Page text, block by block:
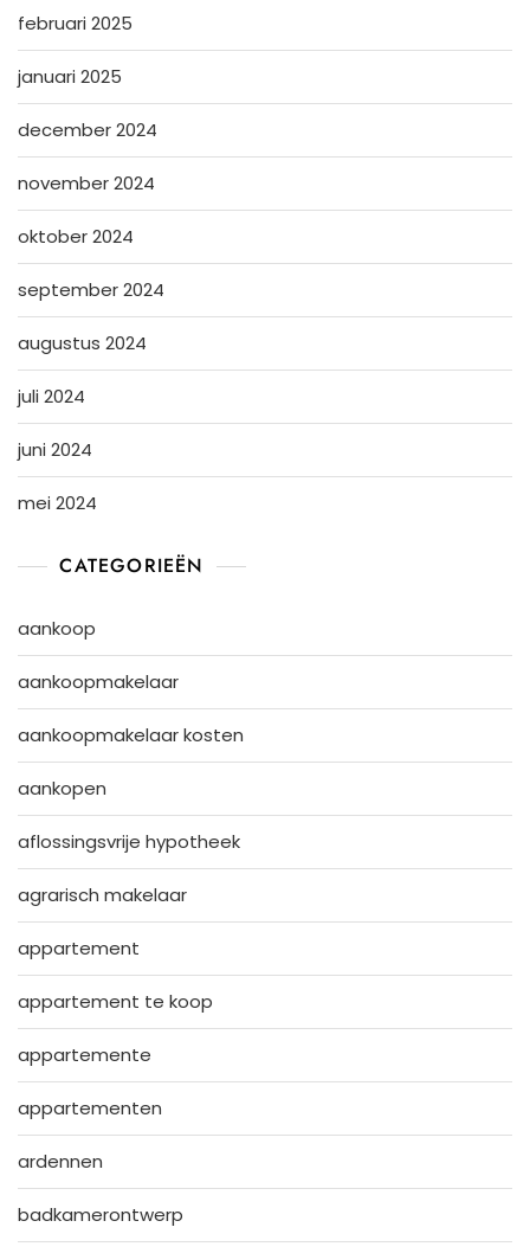
februari 2025
januari 2025
december 2024
november 2024
oktober 2024
september 2024
augustus 2024
juli 2024
juni 2024
mei 2024
CATEGORIEËN
aankoop
aankoopmakelaar
aankoopmakelaar kosten
aankopen
aflossingsvrije hypotheek
agrarisch makelaar
appartement
appartement te koop
appartemente
appartementen
ardennen
badkamerontwerp